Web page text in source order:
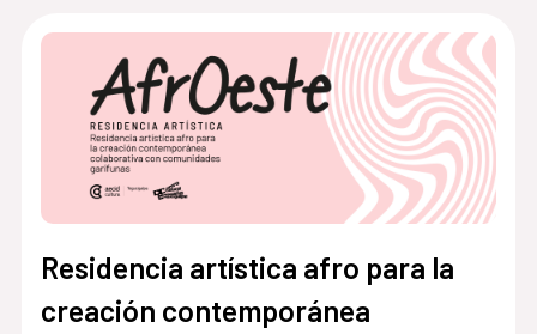
Residencia artística afro para la
creación contemporánea